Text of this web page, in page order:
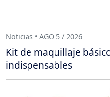
Noticias • AGO 5 / 2026
Kit de maquillaje
indispensables